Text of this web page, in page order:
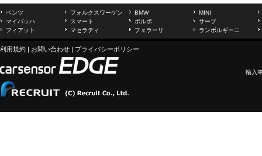
ベンツ フォルクスワーゲン BMW
MINI
マイバッハ
スマート ボルボ
サーブ
フィアット
マセラティ フェラーリ ランボルギーニ
利用規約 | お問い合わせ | プライバシーポリシー
輸入